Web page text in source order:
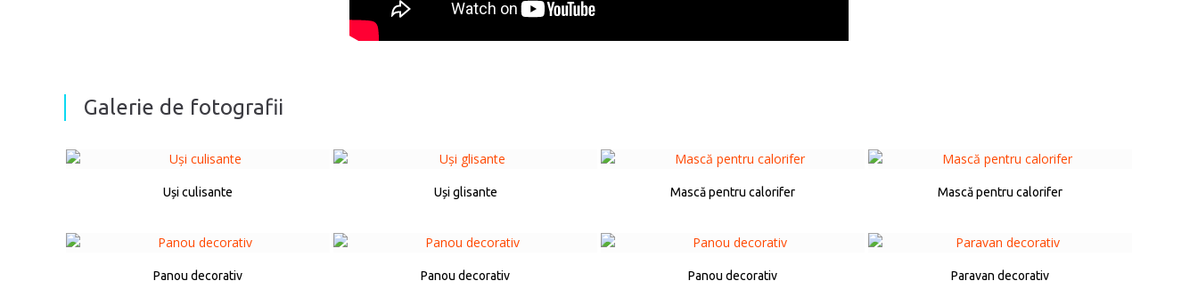
Galerie de fotografii
Uși culisante Uși glisante Mască pentru calorifer Mască pentru calorifer
Panou decorativ Panou decorativ Panou decorativ Paravan decorativ